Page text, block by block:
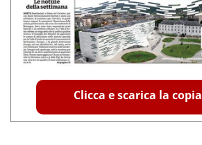
Clicca e scarica la copia